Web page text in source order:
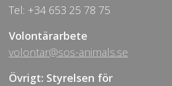
Tel: +34 653 25 78 75
Volontärarbete
volontar@sos-animals.se
Övrigt: Styrelsen för